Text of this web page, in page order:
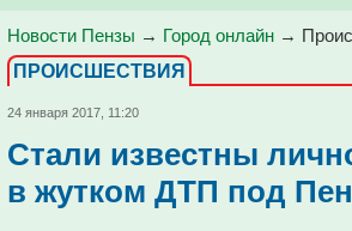
Новости Пензы → Город онлайн →
ПРОИCШЕСТВИЯ
24 января 2017, 11:20
Стали известны
в жутком ДТП под